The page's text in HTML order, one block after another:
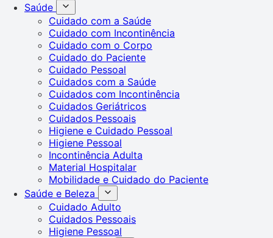
Saúde
Cuidado com a Saúde
Cuidado com Incontinência
Cuidado com o Corpo
Cuidado do Paciente
Cuidado Pessoal
Cuidados com a Saúde
Cuidados com Incontinência
Cuidados Geriátricos
Cuidados Pessoais
Higiene e Cuidado Pessoal
Higiene Pessoal
Incontinência Adulta
Material Hospitalar
Mobilidade e Cuidado do Paciente
Saúde e Beleza
Cuidado Adulto
Cuidados Pessoais
Higiene Pessoal